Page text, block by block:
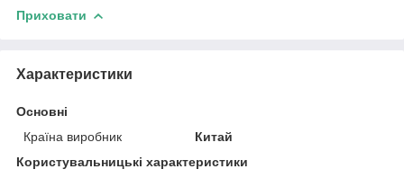
Приховати
Характеристики
Основні
Країна виробник
Китай
Користувальницькі характеристики